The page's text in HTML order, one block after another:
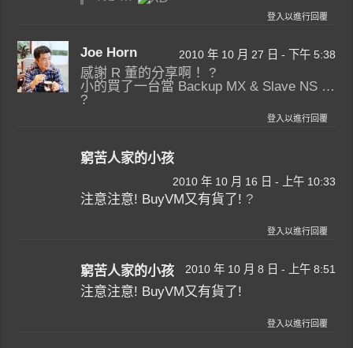
登入以進行回覆
Joe Horn 2010 年 10 月 27 日 - 下午 5:38
感謝 R 董的分享啊！ ?
小的買了一台當 Backup MX & Slave NS …
?
登入以進行回覆
窮苦人家的小孩
2010 年 10 月 16 日 - 上午 10:33
注意注意! BuyVM又有貨了! ?
登入以進行回覆
窮苦人家的小孩 2010 年 10 月 8 日 - 上午 8:51
注意注意! BuyVM又有貨了!
登入以進行回覆